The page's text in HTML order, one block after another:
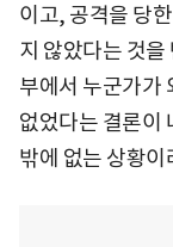
이고, 공격을 당
지 않았다는 것을
부에서 누군가가
없었다는 결론이
밖에 없는 상황